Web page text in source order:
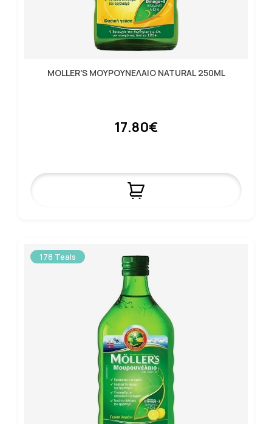
MOLLER'S ΜΟΥΡΟΥΝΕΛΑΙΟ NATURAL 250ML
17.80€
178 Teals